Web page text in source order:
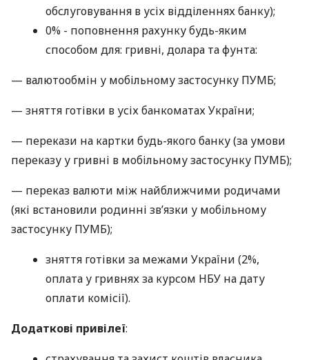
обслуговування в усіх відділеннях банку);
0% - поповнення рахунку будь-яким
способом для: гривні, долара та фунта:
— валютообмін у мобільному застосунку ПУМБ;
— зняття готівки в усіх банкоматах України;
— перекази на картки будь-якого банку (за умови
переказу у гривні в мобільному застосунку ПУМБ);
— переказ валюти між найближчими родичами
(які встановили родинні зв’язки у мобільному
застосунку ПУМБ);
зняття готівки за межами України (2%,
оплата у гривнях за курсом НБУ на дату
оплати комісії).
Додаткові привілеї: